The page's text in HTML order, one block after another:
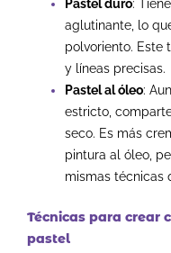
Pastel duro:
aglutinante, lo
polvoriento. Este
y líneas precisas.
Pastel al óleo:
estricto,
seco. Es más
pintura al óleo,
mismas técnicas
Técnicas para crear
pastel